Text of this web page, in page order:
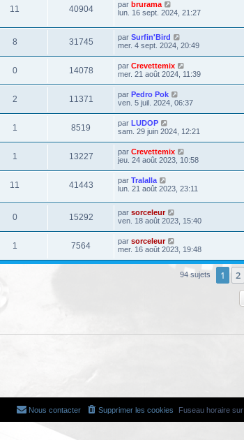
11 40904 par brurama
lun. 16 sept. 2024, 21:27
8 31745 par Surfin'Bird
mer. 4 sept. 2024, 20:49
0 14078 par Crevettemix
mer. 21 août 2024, 11:39
2 11371 par Pedro Pok
ven. 5 juil. 2024, 06:37
1 8519 par LUDOP
sam. 29 juin 2024, 12:21
1 13227 par Crevettemix
jeu. 24 août 2023, 10:58
11 41443 par Tralalla
lun. 21 août 2023, 23:11
0 15292 par sorceleur
ven. 18 août 2023, 15:40
1 7564 par sorceleur
mer. 16 août 2023, 19:48
94 sujets 1 2
Fuseau horaire sur
Supprimer les cookies
Nous contacter